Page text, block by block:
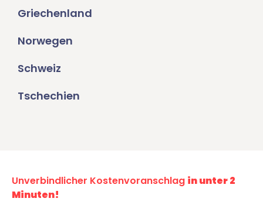
Griechenland
Norwegen
Schweiz
Tschechien
Unverbindlicher Kostenvoranschlag in unter 2
Minuten!